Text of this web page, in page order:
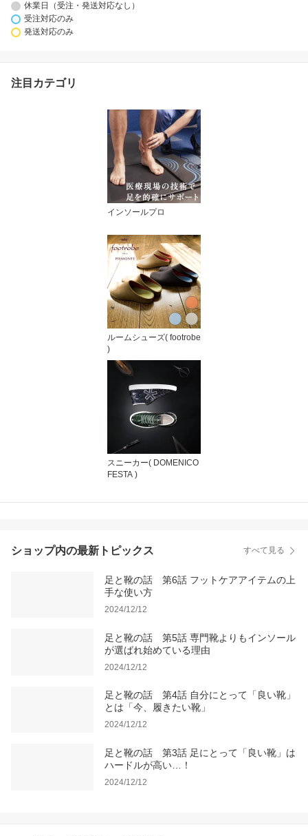
休業日（受注・発送対応なし）
受注対応のみ
発送対応のみ
注目カテゴリ
インソールプロ
ルームシューズ( footrobe
)
スニーカー( DOMENICO
FESTA )
ショップ内の最新トピックス すべて見る
足と靴の話 第6話 フットケアアイテムの上
手な使い方
2024/12/12
足と靴の話 第5話 専門靴よりもインソール
が選ばれ始めている理由
2024/12/12
足と靴の話 第4話 自分にとって「良い靴」
とは「今、履きたい靴」
2024/12/12
足と靴の話 第3話 足にとって「良い靴」は
ハードルが高い…！
2024/12/12